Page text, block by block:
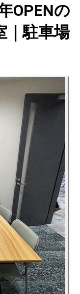
OPENの
｜駐車場